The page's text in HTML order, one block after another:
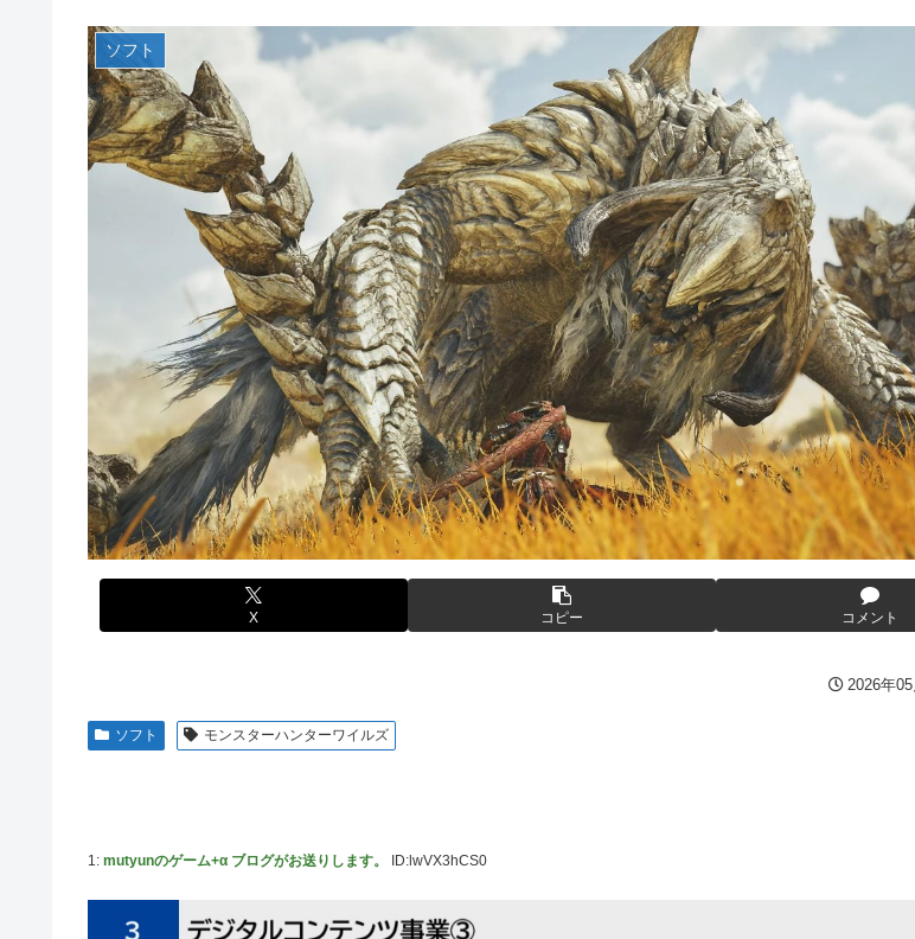
やる夫「催眠アプリを手に入れたんだけど……これ必要だった？」 第29話
【動画】手術中に熊本地震直撃やばすぎる
江別大学生暴行ﾀﾋ″主犯格″の川口侑斗被告に「無期懲役」の判決→当時17歳少年に「懲役30年」の判決
ジャンポケ斎藤と代理人のやりとり、「地獄すぎて完全にコントになってる……」と衝撃を受ける人が続出中
シャウエッセン公式、またこういうのでいい丼をポスト
もしも日本全土がRPG化したらを考えるスレ
【艦これ】E3-4のラスダンは航空優勢は取るの？取らないの？
【悲報】元ジャンポケ斉藤の被害女性「事件で知名度を上げてバウムクーヘン売ったりTikTokライブしてて
白戸ゆめのアナ セクシーニットのノースリーブ巨乳！！【GIF動画あり】
【ウマ娘】海外トレによるライトハローさんとの最高の夜
【画像】70年代の漫画、あまりにも時代を先取りしすぎていたｗｗｗｗ
【動画】地震発生時の熊本総合病院の手術室の様子が(((ﾟДﾟ)))
【艦これ】これがラ級ちゃんの水着modeか・・・！
【朗報】ワンピースのミホークとビスタさん、遥かにミホークの方が格上だったｗｗｗ
【ウマ娘】セイちゃんの攻撃力を見よ！！！
亡き叔母の遺書「実は17年前に従兄弟と赤ちゃんを交換した」全員で家族会議を開いた結果、拍子抜けするほ
迎えて婚約者呆然←家族の絆が深すぎて修羅場にならんかった
「ドラゴンボール」新作TVアニメが7月から放送されるぞ！
【艦これ】けーかいじん 他
日本代表DF冨安健洋の英プレミア・クリスタルパレス加入が正式決定 鎌田大地とチームメイトに
日向坂OGの最新ランジェリー、もうエグいだろ・・・(画像どーん)
【画像】山ガールさん、山でラーメンを食べたらおじさんに怒られるｗｗｗ
富士登山ツアー中に64歳男性死亡 8合目付近で意識失う
【GIF動画】宮城の可愛すぎるチアさん、甲子園で発見される
秋田県職員さん、会見をバスローブ＆喫煙スタイルで対応してしまい大炎上ｗ
【衝撃】ジャンポケ斉藤の被害女性「バウムクーヘン売ったりTikTokライブしててムカついたから示談しな
てさ…
海外「全部日本の真似だったのか…」 日本の普通のテレビ番組が最新SNSの数十年先を行っていたと話題に
【悲報】ロシア、じわじわと逝き始める
【動画】ロシア軍のドローンをネット発射装置で撃墜するウクライナ。
首相官邸、高市首相の熊本訪問の感動BGM付きムービーを投稿「全部が全部ありがたかったです」
ソフト
X コピー コメント
2026年
ソフト モンスターハンターワイルズ
1: mutyunのゲーム+α ブログがお送りします。 ID:lwVX3hCS0